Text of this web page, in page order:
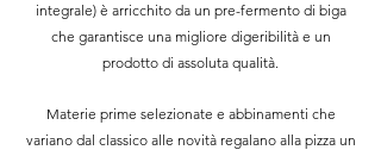
integrale) è arricchito da un pre-fermento di biga
che garantisce una migliore digeribilità e un
prodotto di assoluta qualità.
Materie prime selezionate e abbinamenti che
variano dal classico alle novità regalano alla pizza un